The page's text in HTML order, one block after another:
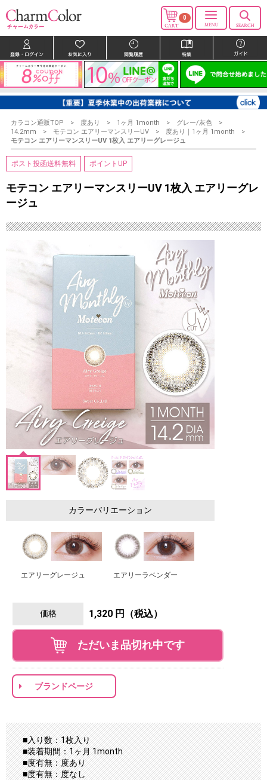
0
カラコン通販TOP 度あり 1ヶ月 1month
グレー/灰色
14.2mm
モテコン エアリーマンスリーUV
度あり｜1ヶ月 1month
モテコン エアリーマンスリーUV 1枚入 エアリーグレージュ
ポスト投函送料無料 ポイントUP
モテコン エアリーマンスリーUV 1枚入 エアリーグレ
ージュ
カラーバリエーション
エアリーグレージュ エアリーラベンダー
価格 1,320 円（税込）
ただいま品切れ中です
ブランドページ
■入り数：1枚入り
■装着期間：1ヶ月 1month
■度有無：度あり
■度有無：度なし